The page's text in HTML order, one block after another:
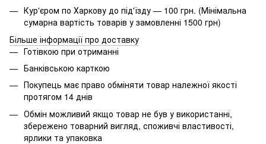
Кур'єром по Харкову до під'їзду — 100 грн. (Мінімальна
сумарна вартість товарів у замовленні 1500 грн)
Більше інформації про доставку
Готівкою при отриманні
Банківською карткою
Покупець має право обміняти товар належної якості
протягом 14 днів
Обмін можливий якщо товар не був у використанні,
збережено товарний вигляд, споживчі властивості,
ярлики та упаковка